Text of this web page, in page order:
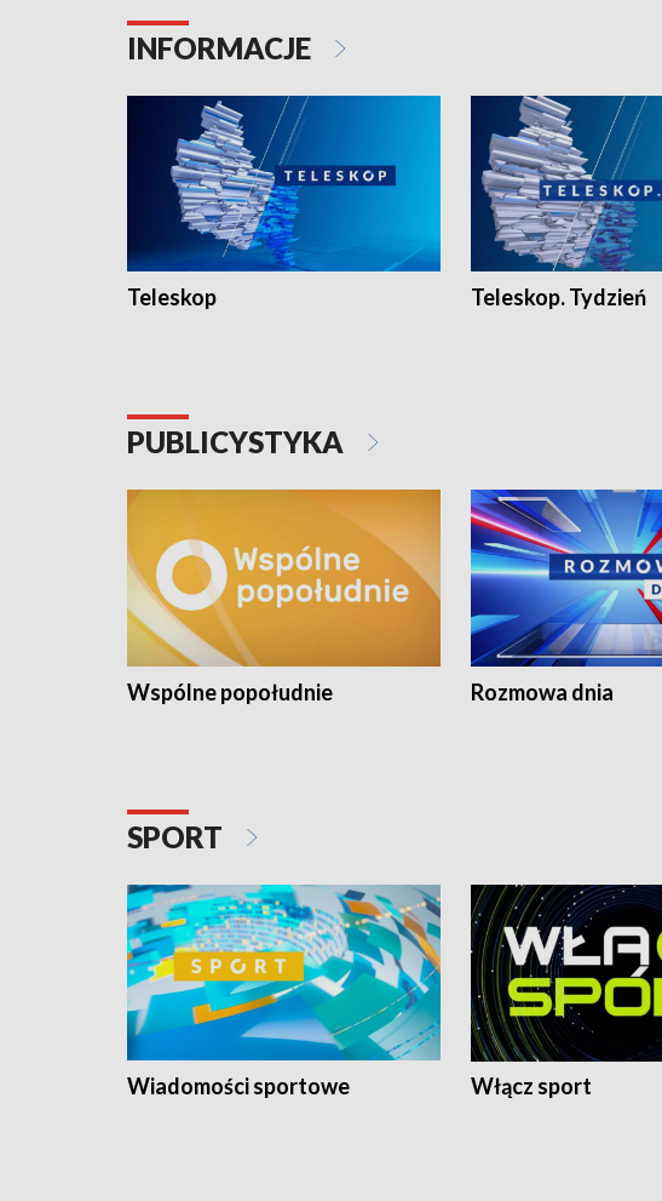
INFORMACJE
Teleskop Teleskop. Tydzień
PUBLICYSTYKA
Wspólne popołudnie Rozmowa dnia
SPORT
Wiadomości sportowe Włącz sport